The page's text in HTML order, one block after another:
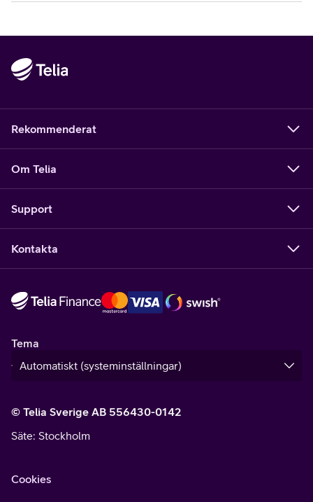
Rekommenderat
Om Telia
Support
Kontakta
Tema
© Telia Sverige AB 556430-0142
Säte: Stockholm
Cookies